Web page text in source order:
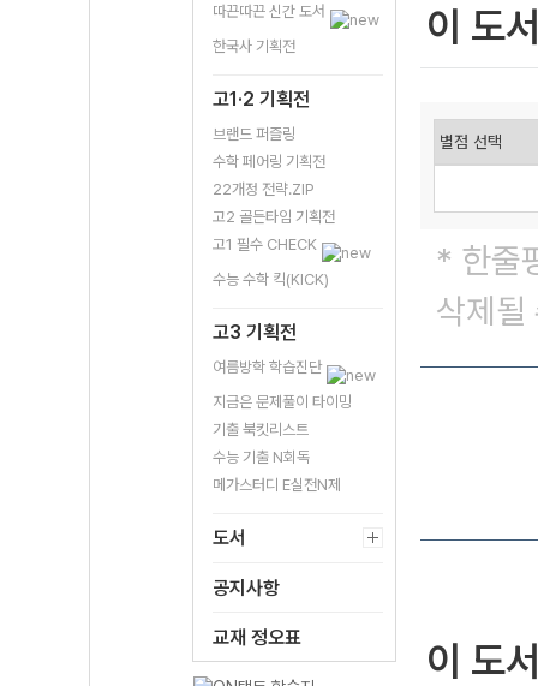
따끈따끈 신간 도서
한국사 기획전
고1·2 기획전
브랜드 퍼즐링
수학 페어링 기획전
22개정 전략.ZIP
고2 골든타임 기획전
고1 필수 CHECK
수능 수학 킥(KICK)
고3 기획전
여름방학 학습진단
지금은 문제풀이 타이밍
기출 북킷리스트
수능 기출 N회독
메가스터디 E실전N제
도서
공지사항
교재 정오표
이 도
* 한줄
삭제될
이 도